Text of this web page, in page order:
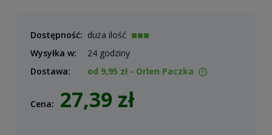
Dostępność: duża ilość
Wysyłka w:
24 godziny
Dostawa:
od 9,95 zł - Orlen Paczka
Cena: 27,39 zł